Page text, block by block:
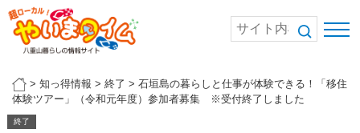
> 知っ得情報 > 終了 > 石垣島の暮らしと仕事が体験できる！「移住
体験ツアー」（令和元年度）参加者募集 ※受付終了しました
終了